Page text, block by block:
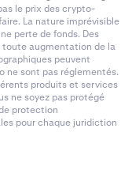
le prix des crypto-
La nature imprévisible
perte de fonds. Des
augmentation de la
peuvent
ne sont pas réglementés.
produits et services
ne soyez pas protégé
protection
pour chaque juridiction